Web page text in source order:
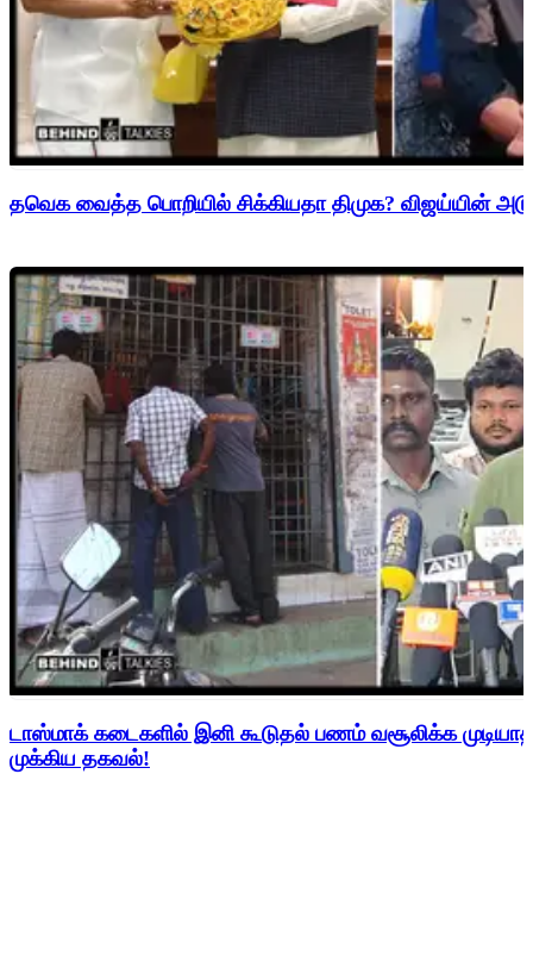
தவெக வைத்த பொறியில் சிக்கியதா திமுக? விஜய்யின்
டாஸ்மாக் கடைகளில் இனி கூடுதல் பணம் வசூலிக்க
முக்கிய தகவல்!